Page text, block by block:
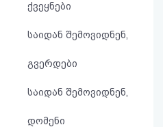
ქვეყნები
საიდან შემოვიდნენ,
გვერდები
საიდან შემოვიდნენ,
დომენი